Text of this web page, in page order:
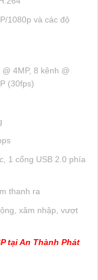
1080p và các độ
4MP, 8 kênh @
(30fps)
1 cổng USB 2.0 phía
thanh ra
xâm nhập, vượt
tại An Thành Phát